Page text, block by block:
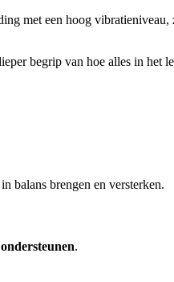
met een hoog
begrip van hoe alles in het
balans brengen en versterken.
.